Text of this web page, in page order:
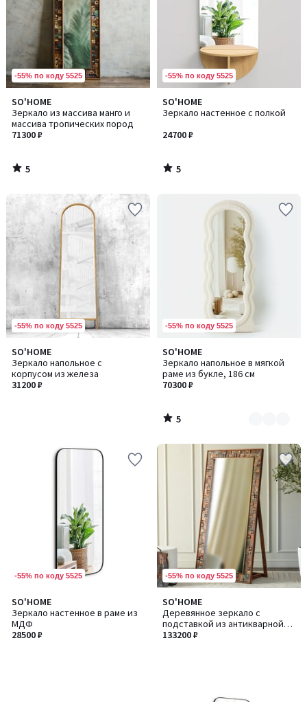
-55% по коду 5525
SO'HOME
Зеркало из массива манго и
массива тропических пород
71300 ₽
5
/
5
5
/
-55% по коду 5525
SO'HOME
Зеркало настенное с полкой
24700 ₽
5
/
5
/
-55% по коду 5525
SO'HOME
Зеркало напольное с
корпусом из железа
31200 ₽
-55% по коду 5525
SO'HOME
Зеркало напольное в мягкой
раме из букле, 186 см
70300 ₽
5
/
5
Количество
цветов:
2
5
/
-55% по коду 5525
SO'HOME
Зеркало настенное в раме из
МДФ
28500 ₽
-55% по коду 5525
SO'HOME
Деревянное зеркало с
подставкой из антикварной
древесины манго
133200 ₽